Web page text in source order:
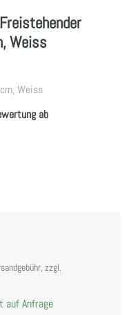
Weiss
Weiss
ab
zzgl.
Anfrage